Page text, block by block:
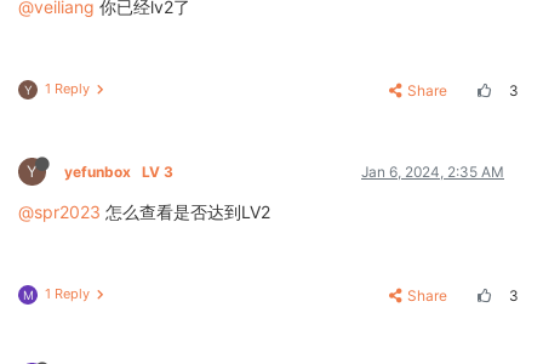
@veiliang 你已经lv2了
Y 1 Reply Share 3
Y yefunbox LV 3 Jan 6, 2024, 2:35 AM
@spr2023 怎么查看是否达到LV2
M 1 Reply Share 3